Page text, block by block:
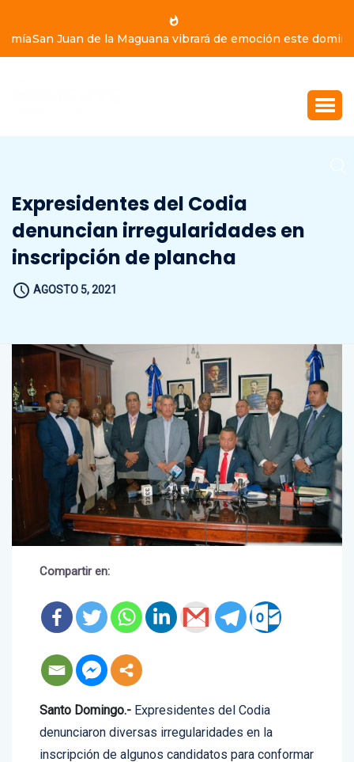
San Juan de la Maguana vibrará de emoción este domingo
9 de agosto, con Yiyo Sarante, Eddy Herrera y Bulín 47
Expresidentes del Codia
denuncian irregularidades en
inscripción de plancha
Santo Domingo.-Expresidentes del Codia
denunciaron diversas irregularidades en la